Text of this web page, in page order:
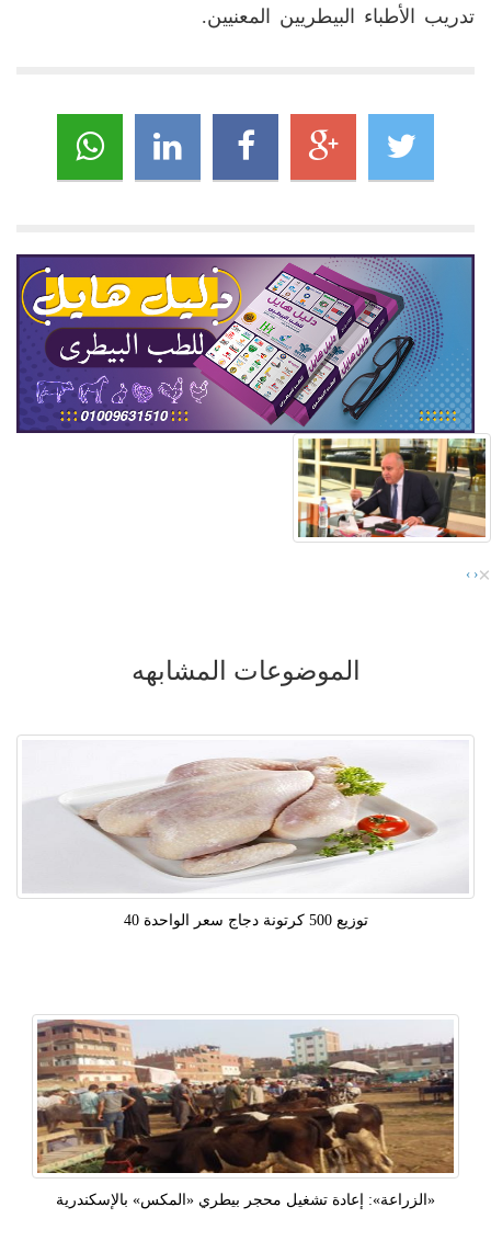
تدريب الأطباء البيطريين المعنيين.
‹
› ×
الموضوعات المشابهه
توزيع 500 كرتونة دجاج سعر الواحدة 40
«الزراعة»: إعادة تشغيل محجر بيطري «المكس» بالإسكندرية